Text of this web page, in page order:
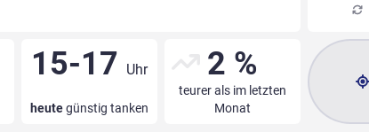
15-17 Uhr
heutegünstig tanken
2 %
teurer als im letzten
Monat